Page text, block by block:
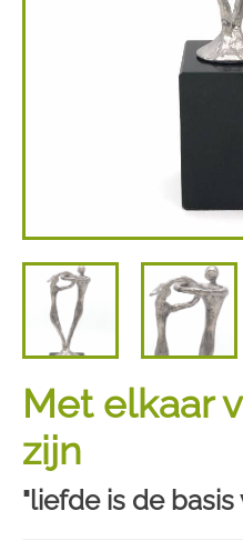
Met elkaar
zijn
"liefde is de